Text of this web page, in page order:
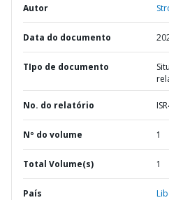
Autor
Data do documento
TIpo de documento
No. do relatório
Nº do volume 1
Total Volume(s) 1
País